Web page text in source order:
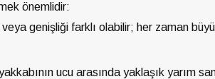
önemlidir:
genişliği farklı olabilir; her zaman
ucu arasında yaklaşık yarım